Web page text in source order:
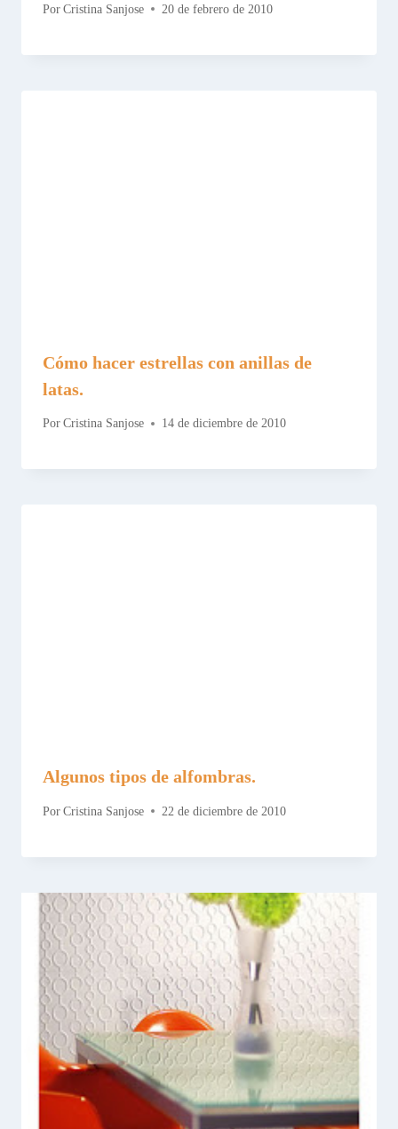
Por Cristina Sanjose 20 de febrero de 2010
Cómo hacer estrellas con anillas de
latas.
Por Cristina Sanjose 14 de diciembre de 2010
Algunos tipos de alfombras.
Por Cristina Sanjose 22 de diciembre de 2010